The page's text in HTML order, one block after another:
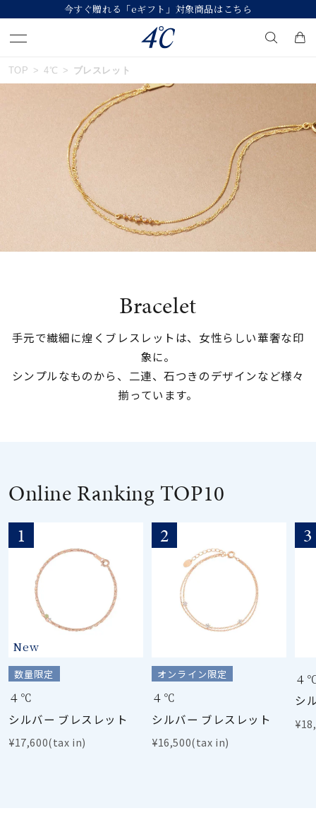
今すぐ贈れる「eギフト」対象商品はこちら
人気検索キーワード
#くまのプーさん #エタニティ
ブランド ４℃
素材
モチーフ
石の色
ファッションテイス
着用シーン
コレクション
レディース
リングサイズ
～
TOP 4℃ ブレスレット
Bracelet
手元で繊細に煌くブレスレットは、女性らしい華奢な印
象に。
シンプルなものから、二連、石つきのデザインなど様々
揃っています。
Online Ranking TOP10
New
1
数量限定
４℃
シルバー ブレスレット
¥17,600(tax in)
2
オンライン限定
４℃
シルバー ブレスレット
¥16,500(tax in)
3
４
シ
おすすめ順
価格が高い
お気に入り登録数
並び替え